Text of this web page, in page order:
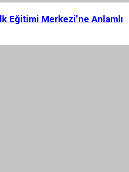
Eğitimi Merkezi’ne Anlamlı